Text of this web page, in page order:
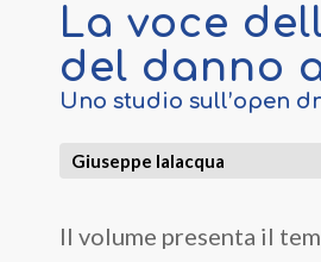
La voce
del danno
Uno studio sull’open
Giuseppe Ialacqua
Il volume presenta il